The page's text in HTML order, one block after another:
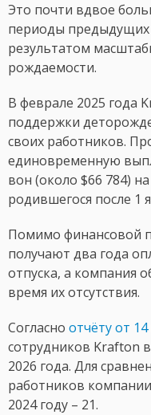
Это почти вдвое
периоды предыдущих
результатом
рождаемости.
В феврале 2025 года
поддержки
своих работников.
единовременную
вон (около $66 784)
родившегося после 1
Помимо финансовой
получают два года
отпуска, а компания
время их отсутствия.
Согласно отчёту от
сотрудников Krafton
2026 года. Для
работников
2024 году – 21.